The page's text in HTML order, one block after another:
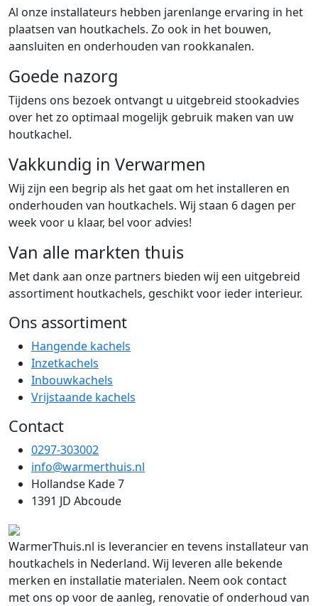
Al onze installateurs hebben jarenlange ervaring in het
plaatsen van houtkachels. Zo ook in het bouwen,
aansluiten en onderhouden van rookkanalen.
Goede nazorg
Tijdens ons bezoek ontvangt u uitgebreid stookadvies
over het zo optimaal mogelijk gebruik maken van uw
houtkachel.
Vakkundig in Verwarmen
Wij zijn een begrip als het gaat om het installeren en
onderhouden van houtkachels. Wij staan 6 dagen per
week voor u klaar, bel voor advies!
Van alle markten thuis
Met dank aan onze partners bieden wij een uitgebreid
assortiment houtkachels, geschikt voor ieder interieur.
Ons assortiment
Hangende kachels
Inzetkachels
Inbouwkachels
Vrijstaande kachels
Contact
0297-303002
info@warmerthuis.nl
Hollandse Kade 7
1391 JD Abcoude
WarmerThuis.nl is leverancier en tevens installateur van
houtkachels in Nederland. Wij leveren alle bekende
merken en installatie materialen. Neem ook contact
met ons op voor de aanleg, renovatie of onderhoud van